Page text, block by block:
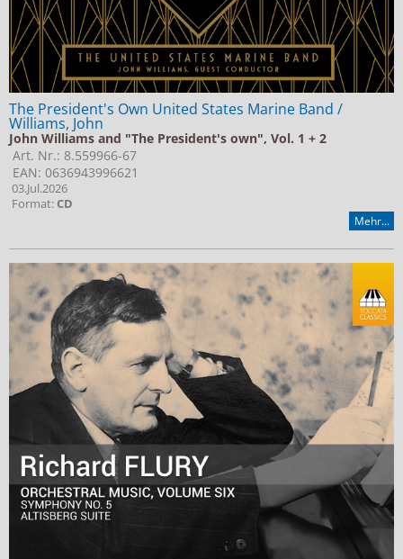
The President's Own United States Marine Band /
Williams, John
John Williams and "The President's own", Vol. 1 + 2
Art. Nr.: 8.559966-67
EAN: 0636943996621
03.Jul.2026
Format:CD
Mehr...